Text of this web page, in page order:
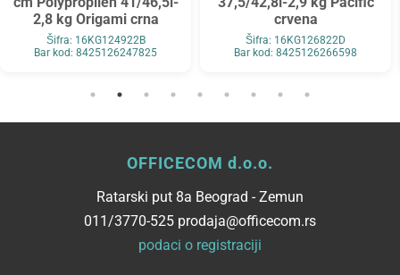
2,8 kg Origami crna
Šifra: 16KG124922B
Bar kod: 8425126247825
crvena
Šifra: 16KG126822D
Bar kod: 8425126266598
OFFICECOM d.o.o.
Ratarski put 8a Beograd - Zemun
011/3770-525 prodaja@officecom.rs
podaci o registraciji